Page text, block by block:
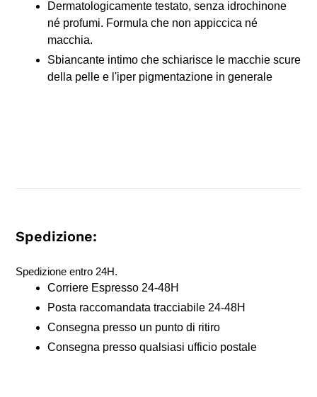
Dermatologicamente testato, senza idrochinone
né profumi. Formula che non appiccica né
macchia.
Sbiancante intimo che schiarisce le macchie scure
della pelle e l'iper pigmentazione in generale
Spedizione:
Spedizione entro 24H.
Corriere Espresso 24-48H
Posta raccomandata tracciabile 24-48H
Consegna presso un punto di ritiro
Consegna presso qualsiasi ufficio postale